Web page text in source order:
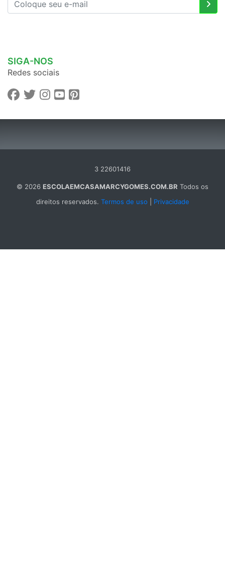
SIGA-NOS
Redes sociais
3 22601416
© 2026 ESCOLAEMCASAMARCYGOMES.COM.BR Todos os
direitos reservados. Termos de uso Privacidade